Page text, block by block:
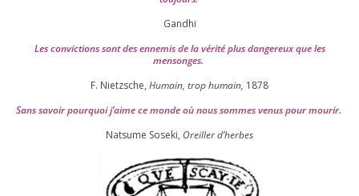
Gandhi
Les convic­tions sont des enne­mis de la véri­té plus dan­ge­reux que les
mensonges.
F. Nietzsche, Humain, trop humain, 1878
Sans savoir pour­quoi j’aime ce monde où nous sommes venus pour mourir.
Natsume Soseki, Oreiller d’herbes